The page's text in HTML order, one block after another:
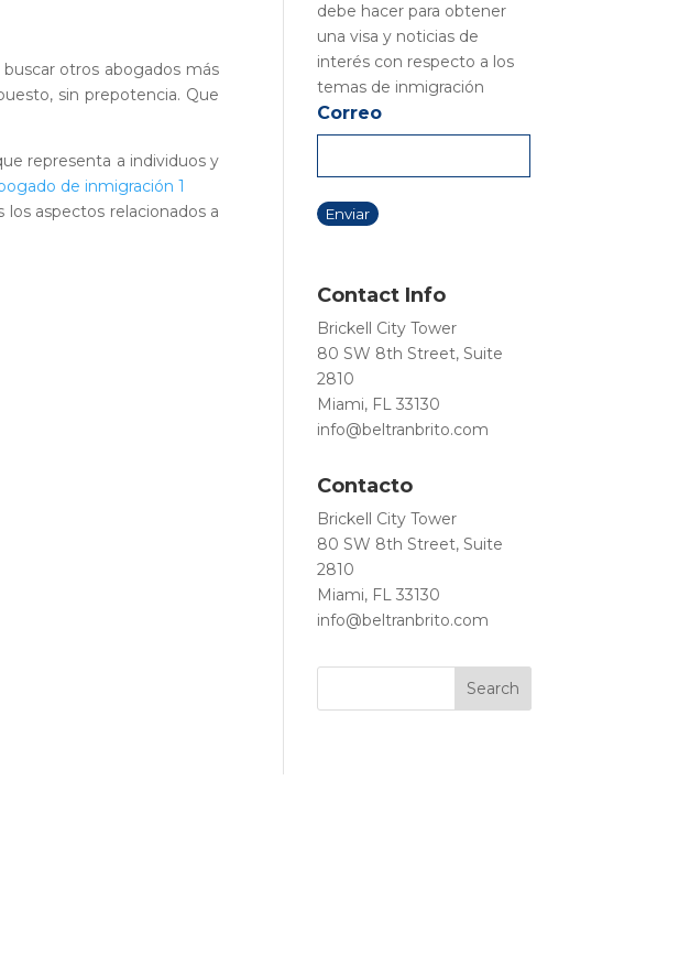
otros abogados más
sin prepotencia. Que
representa a individuos y
aspectos relacionados a
debe hacer para obtener
una visa y noticias de
interés con respecto a los
temas de inmigración
Correo
Contact Info
Brickell City Tower
80 SW 8th Street, Suite
2810
Miami, FL 33130
info@beltranbrito.com
Contacto
Brickell City Tower
80 SW 8th Street, Suite
2810
Miami, FL 33130
info@beltranbrito.com